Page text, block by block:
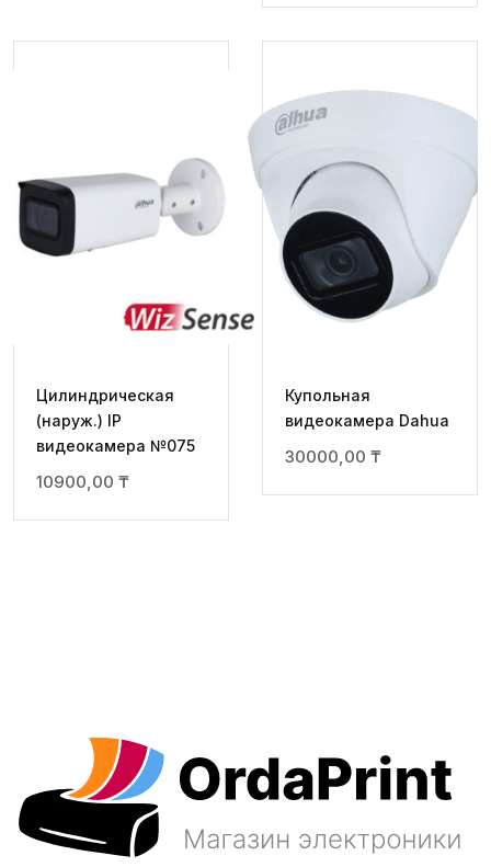
Цилиндрическая
(наруж.) IP
видеокамера №075
10900,00 ₸
Купольная
видеокамера Dahua
30000,00 ₸